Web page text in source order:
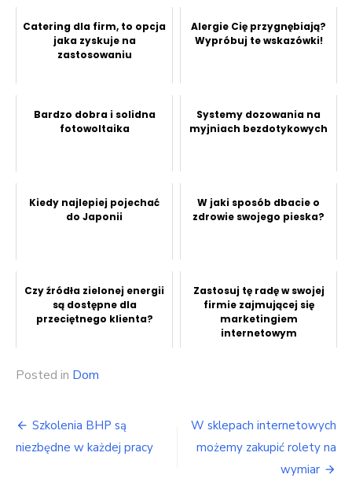
Catering dla firm, to opcja
jaka zyskuje na
zastosowaniu
Alergie Cię przygnębiają?
Wypróbuj te wskazówki!
Bardzo dobra i solidna
fotowoltaika
Systemy dozowania na
myjniach bezdotykowych
Kiedy najlepiej pojechać
do Japonii
W jaki sposób dbacie o
zdrowie swojego pieska?
Czy źródła zielonej energii
są dostępne dla
przeciętnego klienta?
Zastosuj tę radę w swojej
firmie zajmującej się
marketingiem
internetowym
Posted in Dom
Nawigacja
wpisu
Szkolenia BHP są
niezbędne w każdej pracy
W sklepach internetowych
możemy zakupić rolety na
wymiar